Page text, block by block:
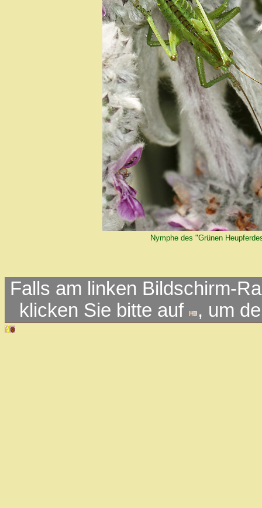
Nymphe des "Grünen
Falls am linken Bildschirm-
klicken Sie bitte auf
, um